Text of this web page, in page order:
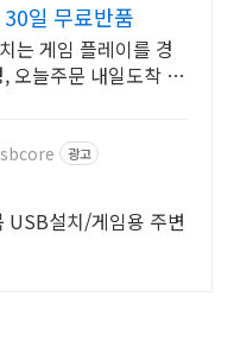
일 무료반품
는 게임 플레이를 경
오늘주문 내일도착 로
광고
USB설치/게임용 주변